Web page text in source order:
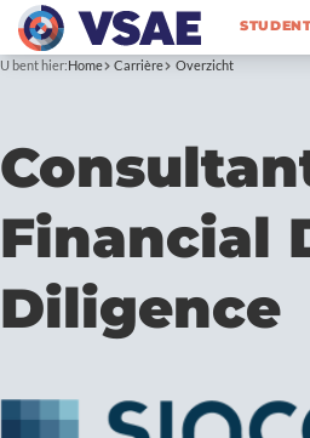
U bent hier:Home Carrière Overzicht
Financial
Diligence